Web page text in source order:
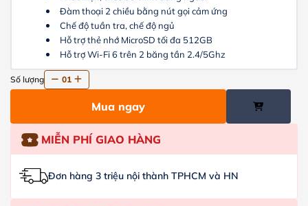
Đàm thoại 2 chiều bằng nút gọi cảm ứng
Chế độ tuần tra, chế độ ngủ
Hỗ trợ thẻ nhớ MicroSD tối đa 512GB
Hỗ trợ Wi-Fi 6 trên 2 băng tần 2.4/5Ghz
Số lượng 01
Mua ngay
MIỄN PHÍ GIAO HÀNG
Đơn hàng 3 triệu nội thành TPHCM và HN